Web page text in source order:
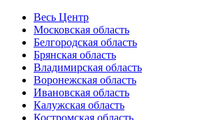
Весь Центр
Московская область
Белгородская область
Брянская область
Владимирская область
Воронежская область
Ивановская область
Калужская область
Костромская область